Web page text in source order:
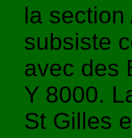
la
subsiste
avec des
Y 8000.
St Gilles